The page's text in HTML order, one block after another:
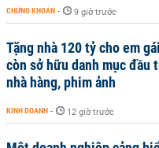
CHỨNG KHOÁN - 9 giờ trước
Tặng nhà 120 tỷ cho em
còn sở hữu danh mục
nhà hàng, phim ảnh
KINH DOANH - 12 giờ trước